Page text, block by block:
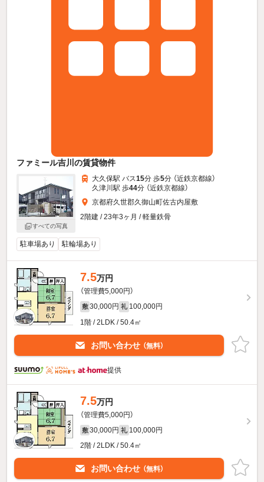
ファミール吉川の賃貸物件
すべての写真
大久保駅 バス15分 歩5分 （近鉄京都線）
久津川駅 歩44分 （近鉄京都線）
京都府久世郡久御山町佐古内屋敷
2階建 / 23年3ヶ月 / 軽量鉄骨
駐車場あり 駐輪場あり
7.5万円
（管理費5,000円）
敷 30,000円 礼 100,000円
1階 / 2LDK / 50.4㎡
お問い合わせ （無料）
提供
7.5万円
（管理費5,000円）
敷 30,000円 礼 100,000円
2階 / 2LDK / 50.4㎡
お問い合わせ （無料）